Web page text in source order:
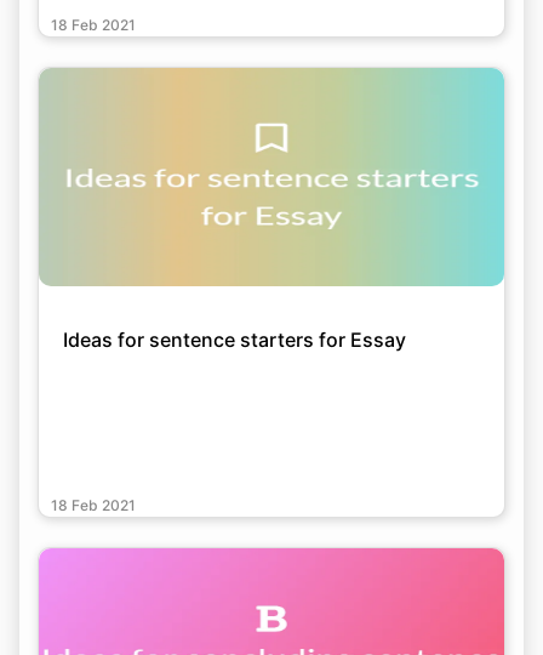
18 Feb 2021
Ideas for sentence starters for Essay
18 Feb 2021